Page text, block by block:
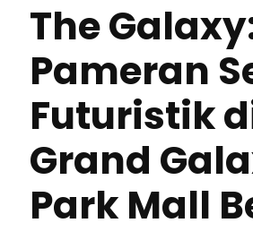
The
Pameran
Futuristik
Grand
Park Mall